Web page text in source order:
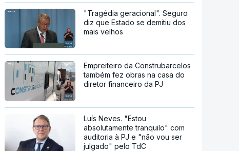
"Tragédia geracional". Seguro
diz que Estado se demitiu dos
mais velhos
Empreiteiro da Construbarcelos
também fez obras na casa do
diretor financeiro da PJ
Luís Neves. "Estou
absolutamente tranquilo" com
auditoria à PJ e "não vou ser
julgado" pelo TdC